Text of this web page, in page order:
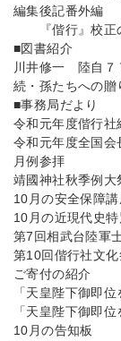
編集後記番外編
『偕行』校正の
■図書紹介
川井修一 陸自
続・孫たちへの贈
■事務局だより
令和元年度偕行社
令和元年度全国会
月例参拝
靖國神社秋季例大
10月の安全保障講
10月の近現代史特
第7回相武台陸軍
第10回偕行社文化
ご寄付の紹介
「天皇陛下御即
「天皇陛下御即
10月の告知板